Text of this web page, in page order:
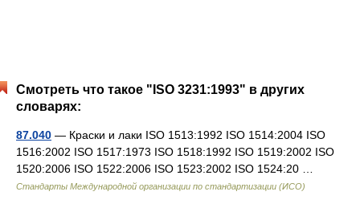
Смотреть что такое "ISO 3231:1993" в других
словарях:
87.040 — Краски и лаки ISO 1513:1992 ISO 1514:2004 ISO
1516:2002 ISO 1517:1973 ISO 1518:1992 ISO 1519:2002 ISO
1520:2006 ISO 1522:2006 ISO 1523:2002 ISO 1524:20 …
Стандарты Международной организации по стандартизации (ИСО)